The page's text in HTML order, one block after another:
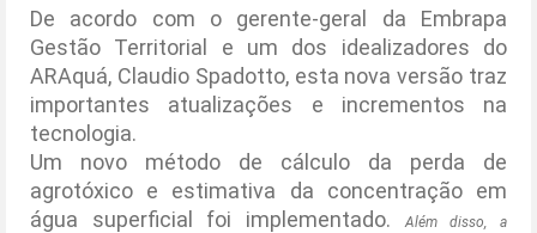
De acordo com o gerente-geral da Embrapa
Gestão Territorial e um dos idealizadores do
ARAquá, Claudio Spadotto, esta nova versão traz
importantes atualizações e incrementos na
tecnologia.
Um novo método de cálculo da perda de
agrotóxico e estimativa da concentração em
água superficial foi implementado.
Além disso, a